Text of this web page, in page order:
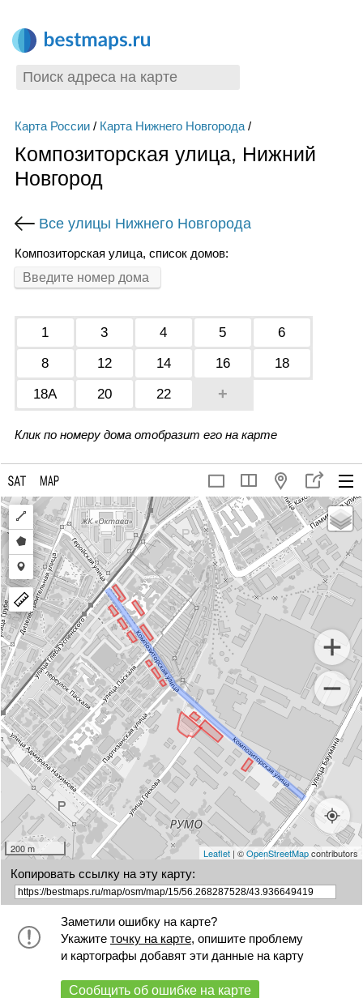
Карта России/ Карта Нижнего Новгорода/
Композиторская улица, Нижний
Новгород
Все улицы Нижнего Новгорода
Композиторская улица, список домов:
1 3 4 5
6
8
12 14 16
18
18А
20 22 +
Клик по номеру дома отобразит его на карте
Draw
a
polyline
Draw
a
polygon
Draw
a
marker
200 m Leaflet| ©OpenStreetMapcontributors
Копировать ссылку на эту карту:
Заметили ошибку на карте?
Укажите точку на карте, опишите проблему
и картографы добавят эти данные на карту
Сообщить об ошибке на карте